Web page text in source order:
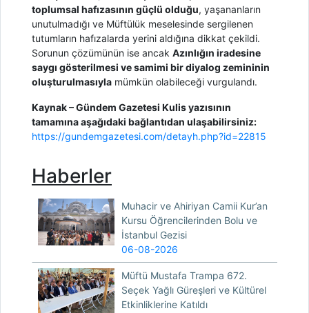
toplumsal hafızasının güçlü olduğu, yaşananların
unutulmadığı ve Müftülük meselesinde sergilenen
tutumların hafızalarda yerini aldığına dikkat çekildi.
Sorunun çözümünün ise ancak Azınlığın iradesine
saygı gösterilmesi ve samimi bir diyalog zemininin
oluşturulmasıyla mümkün olabileceği vurgulandı.
Kaynak – Gündem Gazetesi Kulis yazısının
tamamına aşağıdaki bağlantıdan ulaşabilirsiniz:
https://gundemgazetesi.com/detayh.php?id=22815
Haberler
Muhacir ve Ahiriyan Camii Kur’an
Kursu Öğrencilerinden Bolu ve
İstanbul Gezisi
06-08-2026
Müftü Mustafa Trampa 672.
Seçek Yağlı Güreşleri ve Kültürel
Etkinliklerine Katıldı